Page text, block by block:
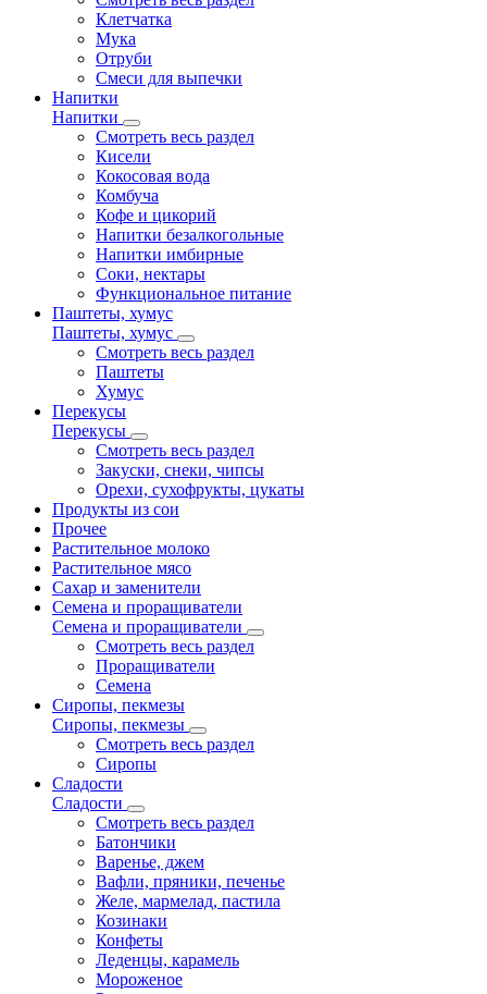
Клетчатка
Мука
Отруби
Смеси для выпечки
Напитки
Напитки
Смотреть весь раздел
Кисели
Кокосовая вода
Комбуча
Кофе и цикорий
Напитки безалкогольные
Напитки имбирные
Соки, нектары
Функциональное питание
Паштеты, хумус
Паштеты, хумус
Смотреть весь раздел
Паштеты
Хумус
Перекусы
Перекусы
Смотреть весь раздел
Закуски, снеки, чипсы
Орехи, сухофрукты, цукаты
Продукты из сои
Прочее
Растительное молоко
Растительное мясо
Сахар и заменители
Семена и проращиватели
Семена и проращиватели
Смотреть весь раздел
Проращиватели
Семена
Сиропы, пекмезы
Сиропы, пекмезы
Смотреть весь раздел
Сиропы
Сладости
Сладости
Смотреть весь раздел
Батончики
Варенье, джем
Вафли, пряники, печенье
Желе, мармелад, пастила
Козинаки
Конфеты
Леденцы, карамель
Мороженое